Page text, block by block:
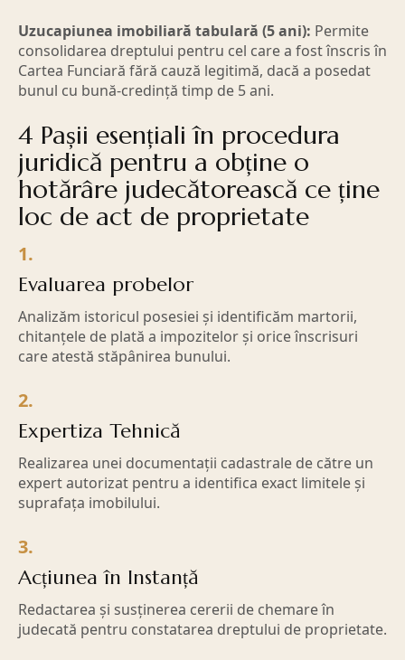
Uzucapiunea imobiliară tabulară (5 ani): Permite
consolidarea dreptului pentru cel care a fost înscris în
Cartea Funciară fără cauză legitimă, dacă a posedat
bunul cu bună-credință timp de 5 ani.
4 Pașii esențiali în procedura
juridică pentru a obține o
hotărâre judecătorească ce ține
loc de act de proprietate
1.
Evaluarea probelor
Analizăm istoricul posesiei și identificăm martorii,
chitanțele de plată a impozitelor și orice înscrisuri
care atestă stăpânirea bunului.
2.
Expertiza Tehnică
Realizarea unei documentații cadastrale de către un
expert autorizat pentru a identifica exact limitele și
suprafața imobilului.
3.
Acțiunea în Instanță
Redactarea și susținerea cererii de chemare în
judecată pentru constatarea dreptului de proprietate.